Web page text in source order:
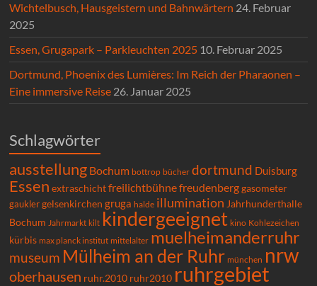
Wichtelbusch, Hausgeistern und Bahnwärtern 24. Februar
2025
Essen, Grugapark – Parkleuchten 2025 10. Februar 2025
Dortmund, Phoenix des Lumières: Im Reich der Pharaonen –
Eine immersive Reise 26. Januar 2025
Schlagwörter
ausstellung Bochum bottrop bücher dortmund Duisburg
Essen extraschicht freilichtbühnefreudenberg gasometer
gaukler gelsenkirchen gruga halde illumination Jahrhunderthalle
Bochum Jahrmarkt kilt kindergeeignet kino Kohlezeichen
kürbis max planck institut mittelalter muelheimanderruhr
museum Mülheim an der Ruhr münchen nrw
oberhausen ruhr.2010 ruhr2010 ruhrgebiet